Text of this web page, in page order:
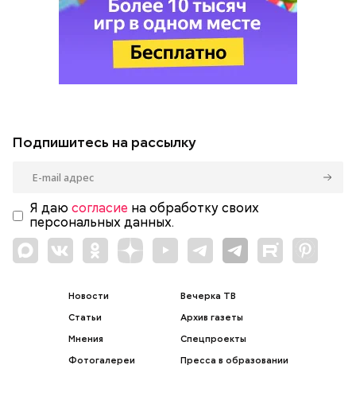
Подпишитесь на рассылку
Я даю согласие на обработку своих
персональных данных.
Новости
Статьи
Мнения
Фотогалереи
Вечерка ТВ
Архив газеты
Спецпроекты
Пресса в образовании